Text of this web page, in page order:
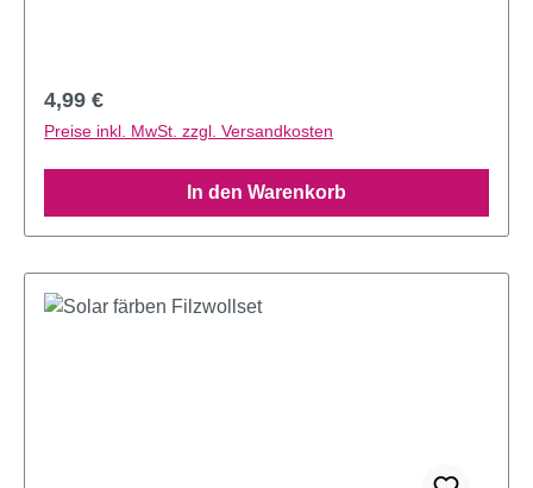
Regulärer Preis:
4,99 €
Preise inkl. MwSt. zzgl. Versandkosten
In den Warenkorb